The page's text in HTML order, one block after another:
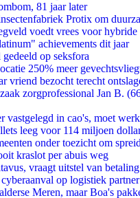
81 jaar later
Protix om
voedt vrees voor hybride
achievements dit jaar
op seksfora
250% meer
vriend bezocht terecht
zorgprofessional Jan B.
in cao's, moet
leeg voor 114 miljoen
onder toezicht om
kraslot per abuis weg
vraagt uitstel van betaling
op logistiek
Meren, maar Boa's